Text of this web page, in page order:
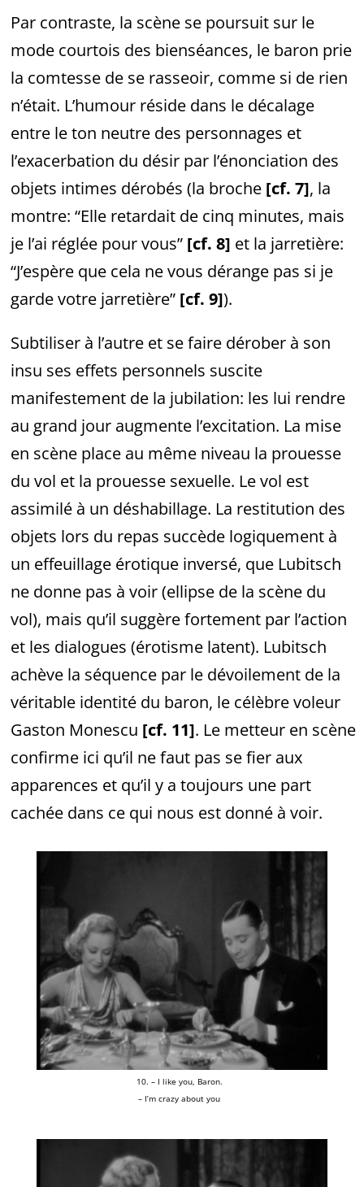
Par contraste, la scène se poursuit sur le
mode courtois des bienséances, le baron prie
la comtesse de se rasseoir, comme si de rien
n’était. L’humour réside dans le décalage
entre le ton neutre des personnages et
l’exacerbation du désir par l’énonciation des
objets intimes dérobés (la broche [cf. 7], la
montre: “Elle retardait de cinq minutes, mais
je l’ai réglée pourvous” [cf. 8] et la jarretière:
“J’espère que cela ne vous dérange pas si je
garde votre jarretière” [cf. 9]).
Subtiliser à l’autre et se faire dérober à son
insu ses effets personnels suscite
manifestement de la jubilation: les lui rendre
au grand jour augmente l’excitation. La mise
en scène place au même niveau la prouesse
du vol et la prouesse sexuelle. Le vol est
assimilé à un déshabillage. La restitution des
objets lors du repas succède logiquement à
un effeuillage érotique inversé, que Lubitsch
ne donne pas à voir (ellipse de la scène du
vol), mais qu’il suggère fortement par l’action
et les dialogues (érotisme latent). Lubitsch
achève la séquence par le dévoilement de la
véritable identité du baron, le célèbre voleur
Gaston Monescu [cf. 11]. Le metteur en scène
confirme ici qu’il ne faut pas se fier aux
apparences et qu’il y a toujours une part
cachée dans ce qui nous est donné à voir.
10. – I like you, Baron.
– I’m crazy about you